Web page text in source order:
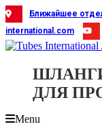
Skip
to
content
Ближайшее
international.com
ДЛЯ
Menu